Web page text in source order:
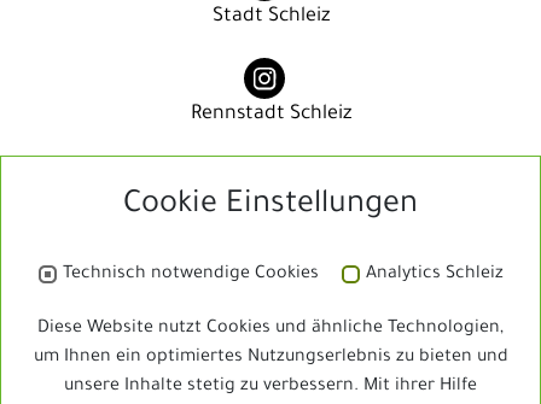
Stadt Schleiz
Rennstadt Schleiz
Rennstadt Schleiz
Cookie Einstellungen
Technisch notwendige Cookies Analytics Schleiz
Diese Website nutzt Cookies und ähnliche Technologien,
um Ihnen ein optimiertes Nutzungserlebnis zu bieten und
unsere Inhalte stetig zu verbessern. Mit ihrer Hilfe